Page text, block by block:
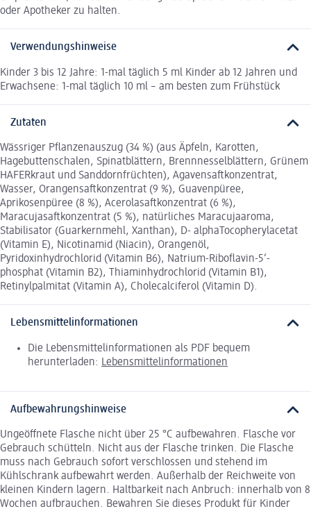
oder Apotheker zu halten.
Verwendungshinweise
Kinder 3 bis 12 Jahre: 1-mal täglich 5 ml Kinder ab 12 Jahren und
Erwachsene: 1-mal täglich 10 ml – am besten zum Frühstück
Zutaten
Wässriger Pflanzenauszug (34 %) (aus Äpfeln, Karotten,
Hagebuttenschalen, Spinatblättern, Brennnesselblättern, Grünem
HAFERkraut und Sanddornfrüchten), Agavensaftkonzentrat,
Wasser, Orangensaftkonzentrat (9 %), Guavenpüree,
Aprikosenpüree (8 %), Acerolasaftkonzentrat (6 %),
Maracujasaftkonzentrat (5 %), natürliches Maracujaaroma,
Stabilisator (Guarkernmehl, Xanthan), D- alphaTocopherylacetat
(Vitamin E), Nicotinamid (Niacin), Orangenöl,
Pyridoxinhydrochlorid (Vitamin B6), Natrium-Riboflavin-5‘-
phosphat (Vitamin B2), Thiaminhydrochlorid (Vitamin B1),
Retinylpalmitat (Vitamin A), Cholecalciferol (Vitamin D).
Lebensmittelinformationen
Die Lebensmittelinformationen als PDF bequem
herunterladen: Lebensmittelinformationen
Aufbewahrungshinweise
Ungeöffnete Flasche nicht über 25 °C aufbewahren. Flasche vor
Gebrauch schütteln. Nicht aus der Flasche trinken. Die Flasche
muss nach Gebrauch sofort verschlossen und stehend im
Kühlschrank aufbewahrt werden. Außerhalb der Reichweite von
kleinen Kindern lagern. Haltbarkeit nach Anbruch: innerhalb von 8
Wochen aufbrauchen. Bewahren Sie dieses Produkt für Kinder